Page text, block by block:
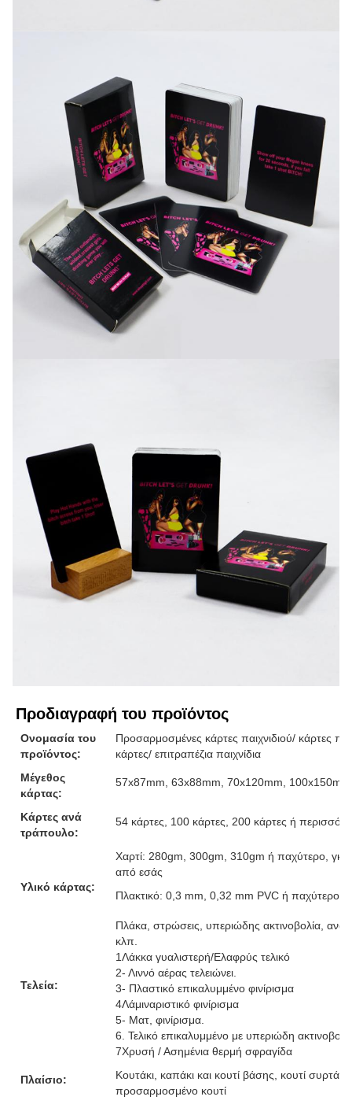
Προδιαγραφή του προϊόντος
Ονομασία του
προϊόντος:
Προσαρμοσμένες κάρτες παιχνιδιού/ κάρτες
κάρτες/ επιτραπέζια παιχνίδια
Μέγεθος
κάρτας:
57x87mm, 63x88mm, 70x120mm,
Κάρτες ανά
τράπουλο:
54 κάρτες, 100 κάρτες, 200 κάρτες ή
Υλικό κάρτας:
Χαρτί: 280gm, 300gm, 310gm ή παχύτερο,
από εσάς
Πλακτικό: 0,3 mm, 0,32 mm PVC ή παχύτερο
Τελεία:
Πλάκα, στρώσεις, υπεριώδης ακτινοβολία,
κλπ.
1Λάκκα γυαλιστερή/Ελαφρύς τελικό
2- Λιννό αέρας τελειώνει.
3- Πλαστικό επικαλυμμένο φινίρισμα
4Λάμιναριστικό φινίρισμα
5- Ματ, φινίρισμα.
6. Τελικό επικαλυμμένο με υπεριώδη
7Χρυσή / Ασημένια θερμή σφραγίδα
Πλαίσιο:
Κουτάκι, καπάκι και κουτί βάσης, κουτί
προσαρμοσμένο κουτί